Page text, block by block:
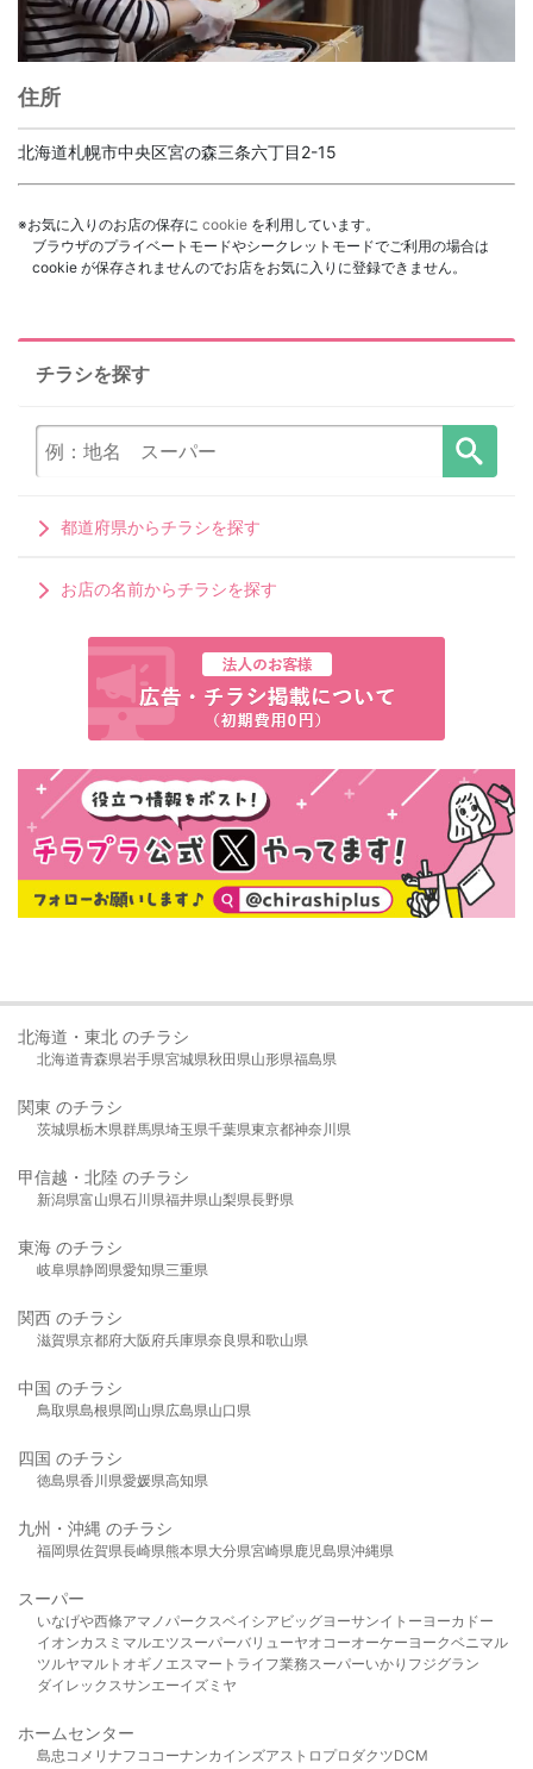
住所
北海道札幌市中央区宮の森三条六丁目2-15
※お気に入りのお店の保存に cookie を利用しています。
ブラウザのプライベートモードやシークレットモードでご利用の場合は
cookie が保存されませんのでお店をお気に入りに登録できません。
チラシを探す
都道府県からチラシを探す
お店の名前からチラシを探す
北海道・東北 のチラシ
北海道青森県岩手県宮城県秋田県山形県福島県
関東 のチラシ
茨城県栃木県群馬県埼玉県千葉県東京都神奈川県
甲信越・北陸 のチラシ
新潟県富山県石川県福井県山梨県長野県
東海 のチラシ
岐阜県静岡県愛知県三重県
関西 のチラシ
滋賀県京都府大阪府兵庫県奈良県和歌山県
中国 のチラシ
鳥取県島根県岡山県広島県山口県
四国 のチラシ
徳島県香川県愛媛県高知県
九州・沖縄 のチラシ
福岡県佐賀県長崎県熊本県大分県宮崎県鹿児島県沖縄県
スーパー
いなげや西條アマノパークスベイシア ビッグヨーサンイトーヨーカドー
イオンカスミ マルエツスーパーバリューヤオコーオーケー ヨークベニマル
ツルヤマルト オギノ エスマート ライフ業務スーパーいかり フジグラン
ダイレックスサンエーイズミヤ
ホームセンター
島忠 コメリ ナフコ コーナンカインズアストロプロダクツDCM